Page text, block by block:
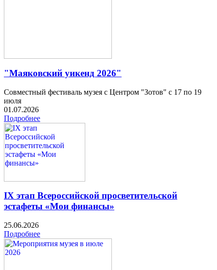
"Маяковский уикенд 2026"
Совместный фестиваль музея с Центром "Зотов" с 17 по 19
июля
01.07.2026
Подробнее
IX этап Всероссийской просветительской
эстафеты «Мои финансы»
25.06.2026
Подробнее